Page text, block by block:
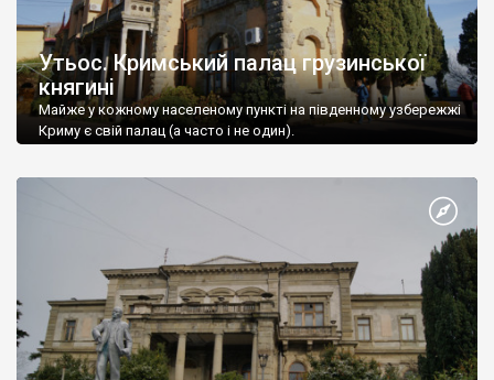
Утьос. Кримський палац грузинської
княгині
Майже у кожному населеному пункті на південному узбережжі
Криму є свій палац (а часто і не один).